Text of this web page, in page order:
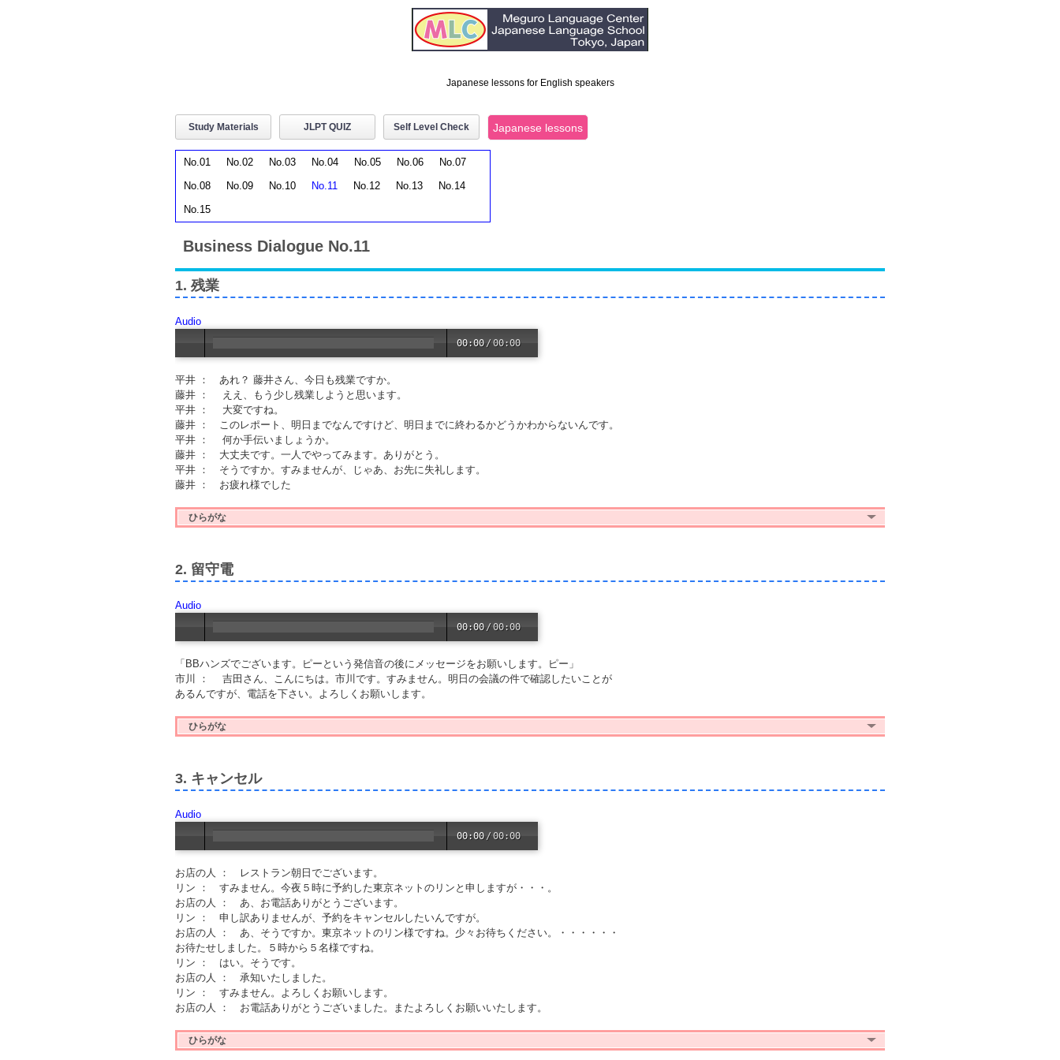
Japanese lessons for English speakers
Study Materials JLPT QUIZ Self Level Check Japanese lessons
No.01 No.02 No.03 No.04 No.05 No.06
No.07
No.08
No.09 No.10 No.11 No.12 No.13
No.14
No.15
Business Dialogue No.11
1. 残業
Audio
00:00 /00:00
平井 ： あれ？ 藤井さん、今日も残業ですか。
藤井 ： ええ、もう少し残業しようと思います。
平井 ： 大変ですね。
藤井 ： このレポート、明日までなんですけど、明日までに終わるかどうかわからないんです。
平井 ： 何か手伝いましょうか。
藤井 ： 大丈夫です。一人でやってみます。ありがとう。
平井 ： そうですか。すみませんが、じゃあ、お先に失礼します。
藤井 ： お疲れ様でした
ひらがな
2. 留守電
Audio
00:00 /00:00
「BBハンズでございます。ピーという発信音の後にメッセージをお願いします。ピー」
市川 ： 吉田さん、こんにちは。市川です。すみません。明日の会議の件で確認したいことが
あるんですが、電話を下さい。よろしくお願いします。
ひらがな
3. キャンセル
Audio
00:00 /00:00
お店の人 ： レストラン朝日でございます。
リン ： すみません。今夜５時に予約した東京ネットのリンと申しますが・・・。
お店の人 ： あ、お電話ありがとうございます。
リン ： 申し訳ありませんが、予約をキャンセルしたいんですが。
お店の人 ： あ、そうですか。東京ネットのリン様ですね。少々お待ちください。・・・・・・
お待たせしました。５時から５名様ですね。
リン ： はい。そうです。
お店の人 ： 承知いたしました。
リン ： すみません。よろしくお願いします。
お店の人 ： お電話ありがとうございました。またよろしくお願いいたします。
ひらがな